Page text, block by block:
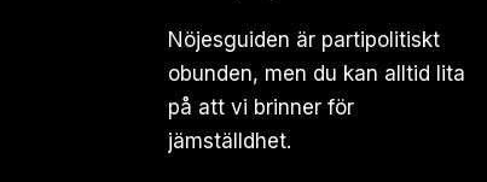
Nöjesguiden är partipolitiskt
obunden, men du kan alltid lita
på att vi brinner för
jämställdhet.